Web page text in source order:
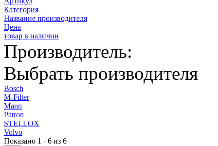
Категория
Название производителя
Цена
товар в наличии
Производитель:
Выбрать производителя
Bosch
M-Filter
Mann
Patron
STELLOX
Volvo
Показано 1 - 6 из 6